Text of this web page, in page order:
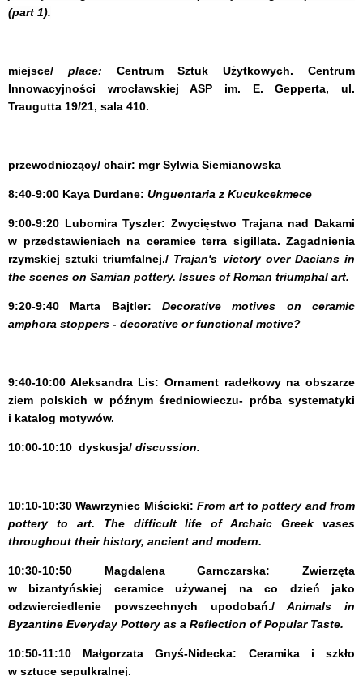
(part 1).
miejsce/ place: Centrum Sztuk Użytkowych. Centrum
Innowacyjności wrocławskiej ASP im. E. Gepperta, ul.
Traugutta 19/21, sala 410.
przewodniczący/ chair: mgr Sylwia Siemianowska
8:40-9:00 Kaya Durdane: Unguentaria z Kucukcekmece
9:00-9:20 Lubomira Tyszler:Zwycięstwo Trajana nad Dakami
w przedstawieniach na ceramice terra sigillata. Zagadnienia
rzymskiej sztuki triumfalnej./ Trajan's victory over Dacians in
the scenes on Samian pottery. Issues of Roman triumphal art.
9:20-9:40 Marta Bajtler:Decorative motives on ceramic
amphora stoppers - decorative or functional motive?
9:40-10:00 Aleksandra Lis: Ornament radełkowy na obszarze
ziem polskich w późnym średniowieczu- próba systematyki
i katalog motywów.
10:00-10:10 dyskusja/ discussion.
10:10-10:30Wawrzyniec Miścicki: From art to pottery and from
pottery to art. The difficult life of Archaic Greek vases
throughout their history, ancient and modern.
10:30-10:50 Magdalena Garnczarska: Zwierzęta
w bizantyńskiej ceramice używanej na co dzień jako
odzwierciedlenie powszechnych upodobań./Animals in
Byzantine Everyday Pottery as a Reflection of Popular Taste.
10:50-11:10 Małgorzata Gnyś-Nidecka: Ceramika i szkło
w sztuce sepulkralnej.